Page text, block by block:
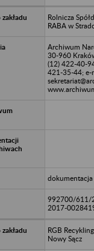
Rolnicza
RABA w
Archiwum
30-960
(12) 422-40-
421-35-44; e-
992700/611/
2017-
RGB
Nowy Sącz